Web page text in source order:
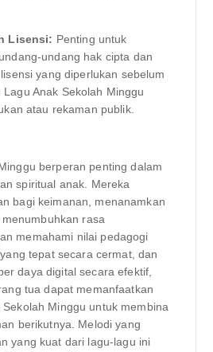
Lisensi: Penting untuk
undang hak cipta dan
yang diperlukan sebelum
Lagu Anak Sekolah Minggu
atau rekaman publik.
berperan penting dalam
spiritual anak. Mereka
bagi keimanan, menanamkan
rasa
memahami nilai pedagogi
tepat secara cermat, dan
daya digital secara efektif,
tua dapat memanfaatkan
Minggu untuk membina
berikutnya. Melodi yang
yang kuat dari lagu-lagu ini